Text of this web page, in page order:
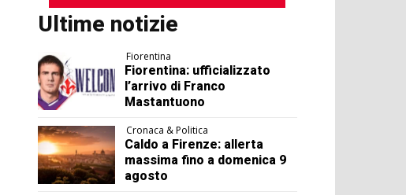
Ultime notizie
Fiorentina
Fiorentina: ufficializzato
l’arrivo di Franco
Mastantuono
Cronaca & Politica
Caldo a Firenze: allerta
massima fino a domenica 9
agosto